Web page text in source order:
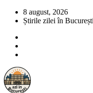
8 august, 2026
Știrile zilei în